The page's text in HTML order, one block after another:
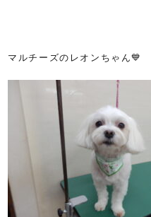
マルチーズのレオンちゃん💙